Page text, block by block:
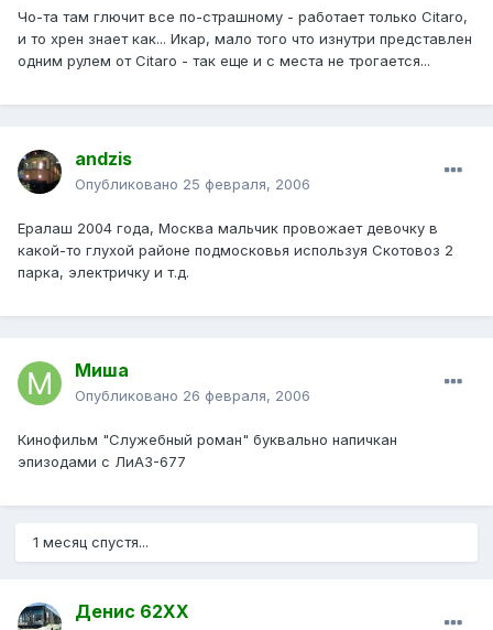
Чо-та там глючит все по-страшному - работает только Citaro,
и то хрен знает как... Икар, мало того что изнутри представлен
одним рулем от Citaro - так еще и с места не трогается...
andzis
Опубликовано 25 февраля, 2006
Ералаш 2004 года, Москва мальчик провожает девочку в
какой-то глухой районе подмосковья используя Скотовоз 2
парка, электричку и т.д.
Миша
Опубликовано 26 февраля, 2006
Кинофильм "Служебный роман" буквально напичкан
эпизодами с ЛиАЗ-677
1 месяц спустя...
Денис 62ХХ